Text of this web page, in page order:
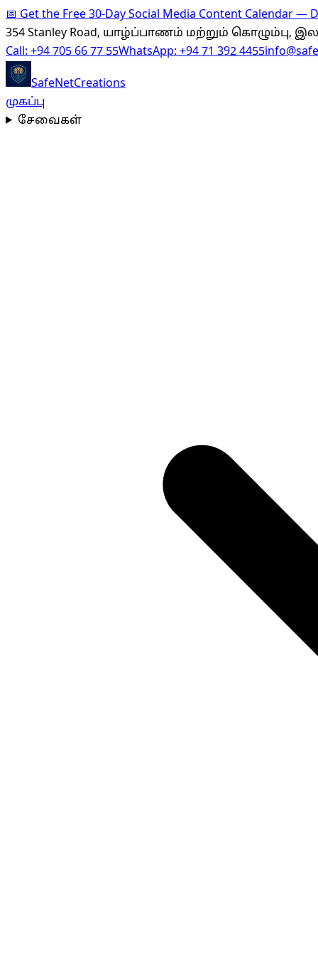
📅Get the Free 30-Day Social Media Content Calendar —
354 Stanley Road, யாழ்ப்பாணம் மற்றும் கொழும்பு,
Call:+94 705 66 77 55WhatsApp:+94 71 392 4455
SafeNetCreations
முகப்பு
சேவைகள்